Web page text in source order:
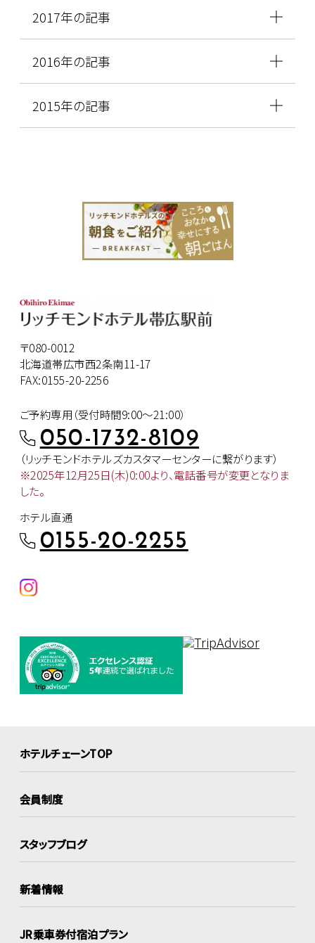
2017年の記事
2016年の記事
2015年の記事
〒080-0012
北海道帯広市西2条南11-17
FAX:0155-20-2256
ご予約専用（受付時間9:00～21:00）
050-1732-8109
（リッチモンドホテルズカスタマーセンターに繋がります）
※2025年12月25日(木)0:00より、電話番号が変更となりま
した。
ホテル直通
0155-20-2255
ホテルチェーンTOP
会員制度
スタッフブログ
新着情報
JR乗車券付宿泊プラン